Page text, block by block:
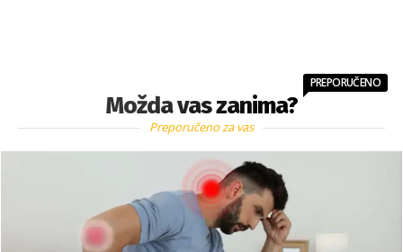
Možda vas zanima?
PREPORUČENO
Preporučeno za vas